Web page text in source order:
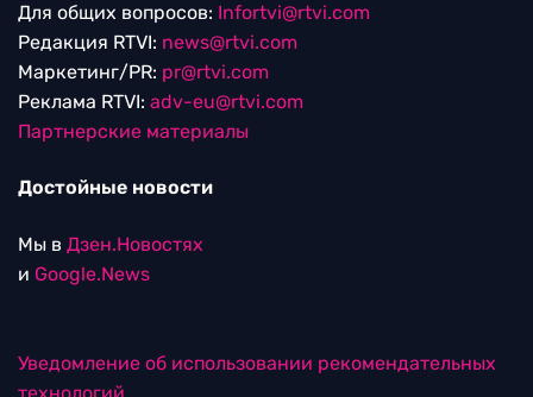
Для общих вопросов: Infortvi@rtvi.com
Редакция RTVI: news@rtvi.com
Маркетинг/PR: pr@rtvi.com
Реклама RTVI: adv-eu@rtvi.com
Партнерские материалы
Достойные новости
Мы в Дзен.Новостях
и Google.News
Уведомление об использовании рекомендательных